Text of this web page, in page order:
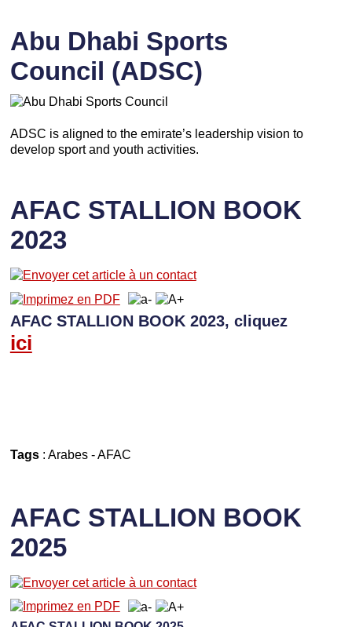
Abu Dhabi Sports
Council (ADSC)
ADSC is aligned to the emirate’s leadership vision to
develop sport and youth activities.
AFAC STALLION BOOK
2023
AFAC STALLION BOOK 2023, cliquez
ici
Tags: Arabes-AFAC
AFAC STALLION BOOK
2025